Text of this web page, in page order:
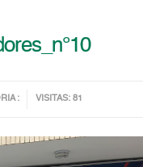
: VISITAS: 81